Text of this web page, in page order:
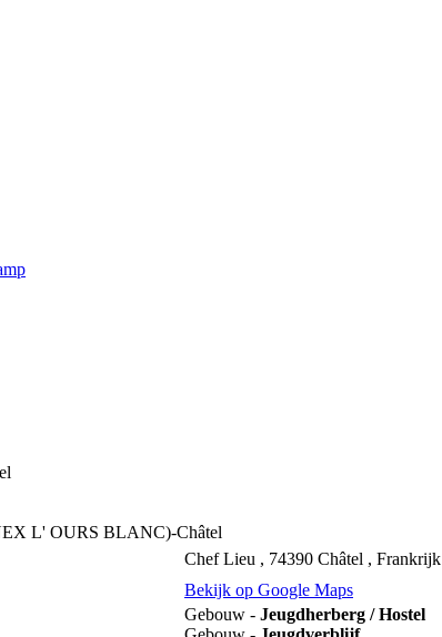
L' OURS BLANC)-Châtel
Chef Lieu , 74390 Châtel , Frankrijk
Bekijk op Google Maps
Gebouw - Jeugdherberg / Hostel